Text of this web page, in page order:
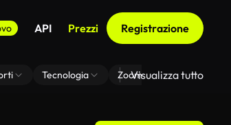
API Prezzi Registrazione
Tecnologia Zoom Di Sfondo Virtuale
Visualizza tutto